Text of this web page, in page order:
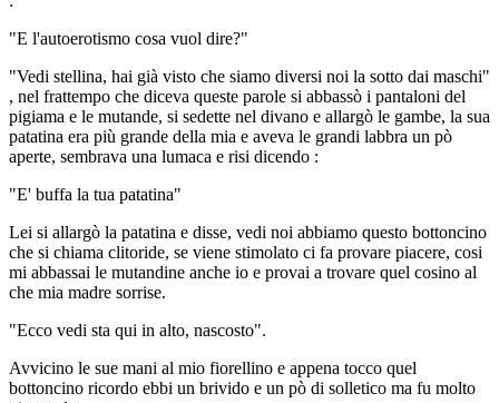
"E l'autoerotismo cosa vuol dire?"
"Vedi stellina, hai già visto che siamo diversi noi la sotto dai maschi"
, nel frattempo che diceva queste parole si abbassò i pantaloni del
pigiama e le mutande, si sedette nel divano e allargò le gambe, la sua
patatina era più grande della mia e aveva le grandi labbra un pò
aperte, sembrava una lumaca e risi dicendo :
"E' buffa la tua patatina"
Lei si allargò la patatina e disse, vedi noi abbiamo questo bottoncino
che si chiama clitoride, se viene stimolato ci fa provare piacere, cosi
mi abbassai le mutandine anche io e provai a trovare quel cosino al
che mia madre sorrise.
"Ecco vedi sta qui in alto, nascosto".
Avvicino le sue mani al mio fiorellino e appena tocco quel
bottoncino ricordo ebbi un brivido e un pò di solletico ma fu molto